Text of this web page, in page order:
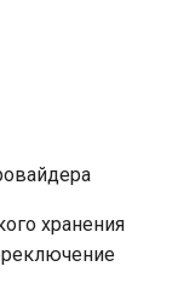
хранения